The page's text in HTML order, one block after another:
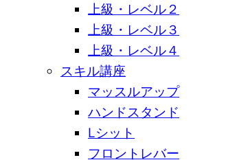
上級・レベル２
上級・レベル３
上級・レベル４
スキル講座
マッスルアップ
ハンドスタンド
Lシット
フロントレバー